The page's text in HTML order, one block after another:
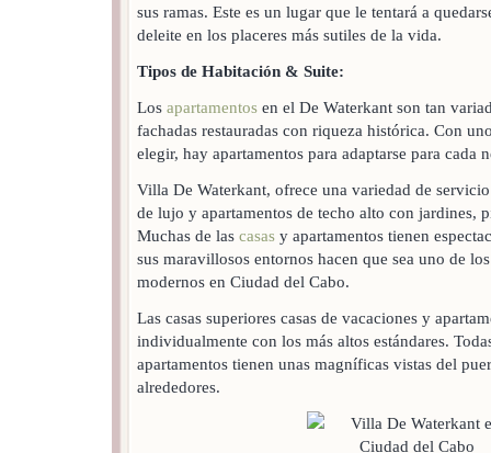
sus ramas. Este es un lugar que le tentará a
deleite en los placeres más sutiles de la vida.
Tipos de Habitación & Suite:
Los apartamentos en el De Waterkant son tan
fachadas restauradas con riqueza histórica. Con
elegir, hay apartamentos para adaptarse para cada
Villa De Waterkant, ofrece una variedad de
de lujo y apartamentos de techo alto con jardines,
Muchas de las casas y apartamentos tienen
sus maravillosos entornos hacen que sea uno de
modernos en Ciudad del Cabo.
Las casas superiores casas de vacaciones y
individualmente con los más altos estándares.
apartamentos tienen unas magníficas vistas del
alrededores.